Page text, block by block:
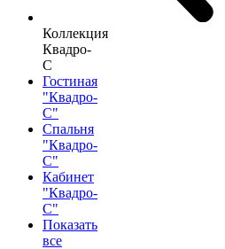
Коллекция
Квадро-
С
Гостиная
"Квадро-
С"
Спальня
"Квадро-
С"
Кабинет
"Квадро-
С"
Показать
все